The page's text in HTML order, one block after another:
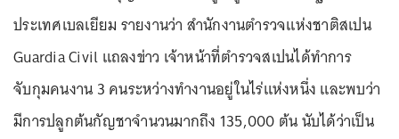
ประเทศเบลเยียม รายงานว่า สำนักงานตำรวจแห่งชาติสเปน
Guardia Civil แถลงข่าว เจ้าหน้าที่ตำรวจสเปนได้ทำการ
จับกุมคนงาน 3 คนระหว่างทำงานอยู่ในไร่แห่งหนึ่ง และพบว่า
มีการปลูกต้นกัญชาจำนวนมากถึง 135,000 ต้น นับได้ว่าเป็น